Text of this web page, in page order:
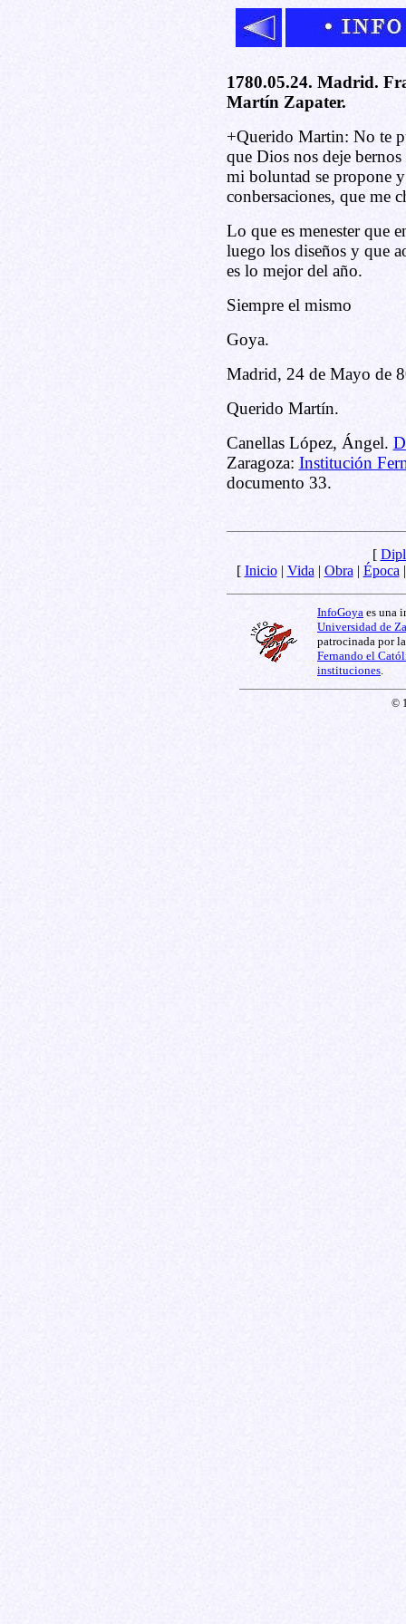
1780.05.24. Madrid.
Martín Zapater.
+Querido Martin: No te
que Dios nos deje
mi boluntad se propone
conbersaciones, que me
Lo que es menester que
luego los diseños y que
es lo mejor del año.
Siempre el mismo
Goya.
Madrid, 24 de Mayo de
Querido Martín.
Canellas López, Ángel.
Zaragoza: Institución
documento 33.
[
[ Inicio| Vida | Obra | Época
InfoGoya es una
Universidad de
patrocinada por
Fernando el
instituciones
©